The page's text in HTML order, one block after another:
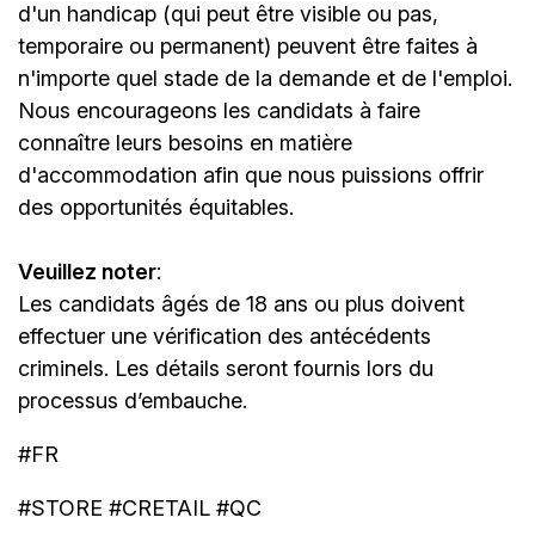
d'un handicap (qui peut être visible ou pas,
temporaire ou permanent) peuvent être faites à
n'importe quel stade de la demande et de l'emploi.
Nous encourageons les candidats à faire
connaître leurs besoins en matière
d'accommodation afin que nous puissions offrir
des opportunités équitables.
Veuillez noter:
Les candidats âgés de 18 ans ou plus doivent
effectuer une vérification des antécédents
criminels. Les détails seront fournis lors du
processus d’embauche.
#FR
#STORE #CRETAIL #QC